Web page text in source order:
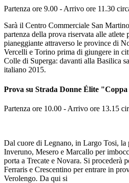
Partenza ore 9.00 - Arrivo ore 11.30
Sarà il Centro Commerciale San
partenza della prova riservata alle
pianeggiante attraverso le province di
Vercelli e Torino prima di giungere in
Colle di Superga: davanti alla Basilica
italiano 2015.
Prova su Strada Donne Élite
Partenza ore 10.00 - Arrivo ore 13.15
Dal cuore di Legnano, in Largo Tosi, la
Inveruno, Mesero e Marcallo per
porta a Trecate e Novara. Si procederà
Ferraris e Crescentino per entrare in
Verolengo. Da qui si